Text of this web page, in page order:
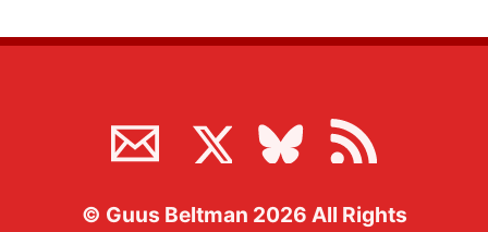
© Guus Beltman 2026 All Rights